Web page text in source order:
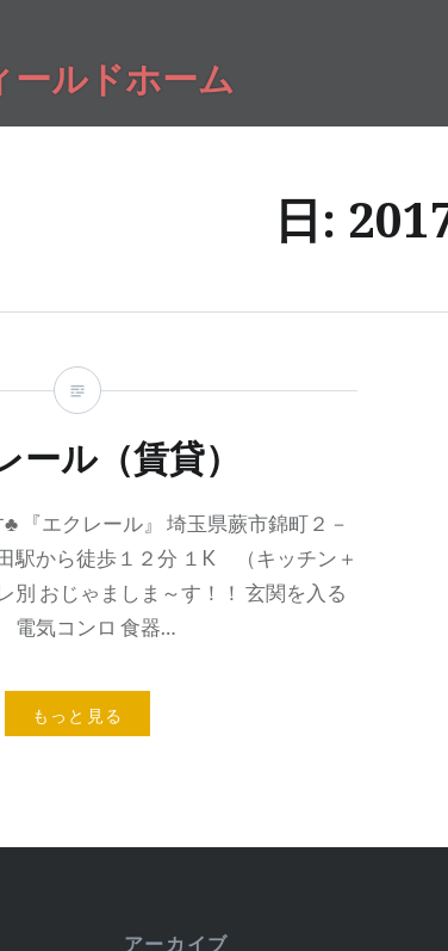
ールドホーム
日:
ール（賃貸）
『エクレール』 埼玉県蕨市錦町２－
駅から徒歩１２分 １K （キッチン＋
別 おじゃましま～す！！ 玄関を入る
電気コンロ 食器…
もっと見る
アーカイブ